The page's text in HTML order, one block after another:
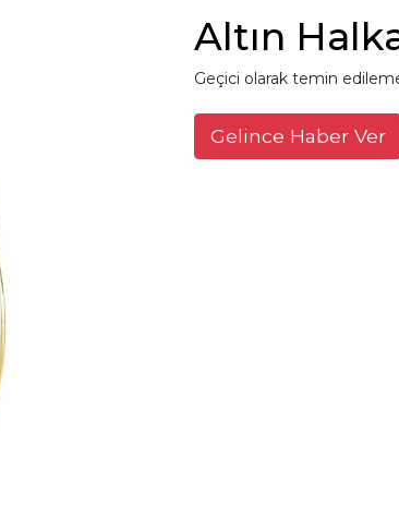
Altın
Geçici olarak temin
Gelince Haber Ver